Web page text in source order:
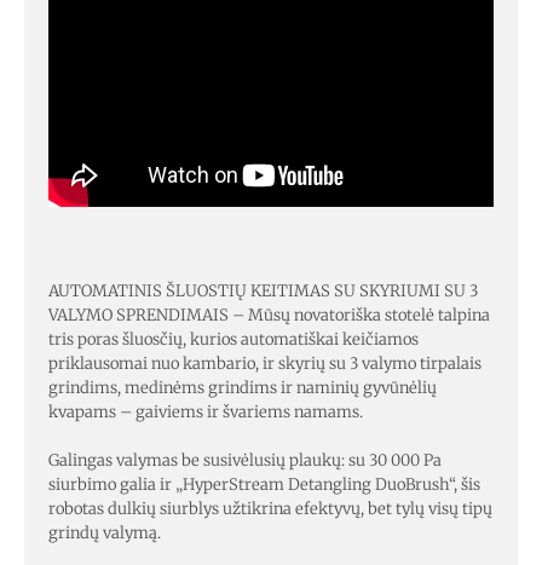
AUTOMATINIS ŠLUOSTIŲ KEITIMAS SU SKYRIUMI SU 3
VALYMO SPRENDIMAIS – Mūsų novatoriška stotelė talpina
tris poras šluosčių, kurios automatiškai keičiamos
priklausomai nuo kambario, ir skyrių su 3 valymo tirpalais
grindims, medinėms grindims ir naminių gyvūnėlių
kvapams – gaiviems ir švariems namams.
Galingas valymas be susivėlusių plaukų: su 30 000 Pa
siurbimo galia ir „HyperStream Detangling DuoBrush“, šis
robotas dulkių siurblys užtikrina efektyvų, bet tylų visų tipų
grindų valymą.